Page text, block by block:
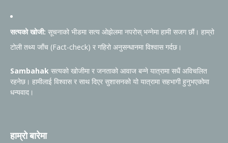
सत्यको खोजी: सूचनाको भीडमा सत्य ओझेलमा नपरोस् भन्नेमा हामी सजग छौं। हाम्रो
टोली तथ्य जाँच (Fact-check) र गहिरो अनुसन्धानमा विश्वास गर्दछ।
Sambahak सत्यको खोजीमा र जनताको आवाज बन्ने यात्रामा सधैं अविचलित
रहनेछ। हामीलाई विश्वास र साथ दिएर सुशासनको यो यात्रामा सहभागी हुनुभएकोमा
धन्यवाद।
हाम्रो बारेमा